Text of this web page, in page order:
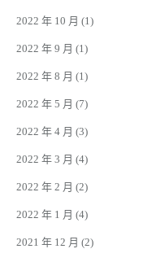
2022 年 10 月 (1)
2022 年 9 月 (1)
2022 年 8 月 (1)
2022 年 5 月 (7)
2022 年 4 月 (3)
2022 年 3 月 (4)
2022 年 2 月 (2)
2022 年 1 月 (4)
2021 年 12 月 (2)